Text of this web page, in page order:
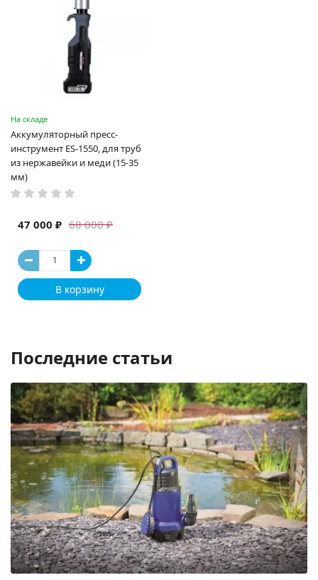
На складе
Аккумуляторный пресс-
инструмент ES-1550, для труб
из нержавейки и меди (15-35
мм)
68 000 ₽
47 000 ₽
В корзину
Последние статьи